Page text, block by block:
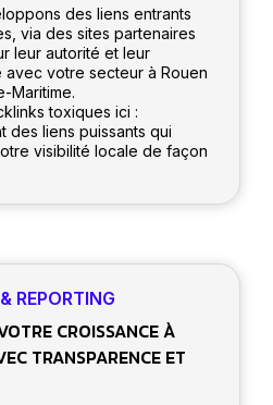
des liens entrants
via des sites partenaires
leur autorité et leur
votre secteur à Rouen
Maritime.
toxiques ici :
des liens puissants qui
visibilité locale de façon
REPORTING
CROISSANCE À
TRANSPARENCE ET